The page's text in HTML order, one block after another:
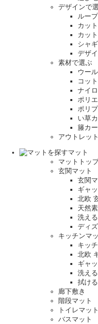
デザインで
ルー
カッ
カッ
シャ
デザ
素材で選ぶ
ウー
コッ
ナイ
ポリ
ポリ
い草
籐カ
アウトレット
マット
マットトッ
玄関マット
玄関
ギャ
北欧
天然
洗え
ディ
キッチンマ
キッ
北欧
ギャ
洗え
拭け
廊下敷き
階段マット
トイレマット
バスマット